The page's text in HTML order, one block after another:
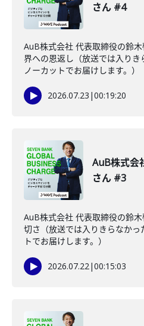
さん #4
AuB株式会社 代表取締役の鈴
界への恩返し（放送では入りき
ノーカットでお届けします。）
2026.07.23 |00:19:20
AuB株式会
さん #3
AuB株式会社 代表取締役の鈴
切さ（放送では入りきらなかっ
トでお届けします。）
2026.07.22|00:15:03